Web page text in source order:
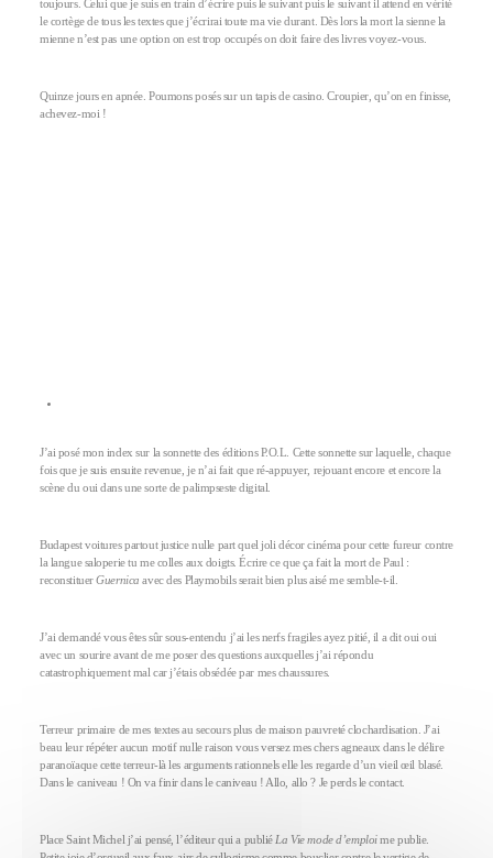
toujours. Celui que je suis en train d’écrire puis le suivant puis le suivant il attend en vérité
le cortège de tous les textes que j’écrirai toute ma vie durant. Dès lors la mort la sienne la
mienne n’est pas une option on est trop occupés on doit faire des livres voyez-vous.
Quinze jours en apnée. Poumons posés sur un tapis de casino. Croupier, qu’on en finisse,
achevez-moi !
J’ai posé mon index sur la sonnette des éditions P.O.L. Cette sonnette sur laquelle, chaque
fois que je suis ensuite revenue, je n’ai fait que ré-appuyer, rejouant encore et encore la
scène du oui dans une sorte de palimpseste digital.
Budapest voitures partout justice nulle part quel joli décor cinéma pour cette fureur contre
la langue saloperie tu me colles aux doigts. Écrire ce que ça fait la mort de Paul :
reconstituerGuernica avec des Playmobils serait bien plus aisé me semble-t-il.
J’ai demandé vous êtes sûr sous-entendu j’ai les nerfs fragiles ayez pitié, il a dit oui oui
avec un sourire avant de me poser des questions auxquelles j’ai répondu
catastrophiquement mal car j’étais obsédée par mes chaussures.
Terreur primaire de mes textes au secours plus de maison pauvreté clochardisation. J’ai
beau leur répéter aucun motif nulle raison vous versez mes chers agneaux dans le délire
paranoïaque cette terreur-là les arguments rationnels elle les regarde d’un vieil œil blasé.
Dans le caniveau ! On va finir dans le caniveau ! Allo, allo ? Je perds le contact.
Place Saint Michel j’ai pensé, l’éditeur qui a publié La Vie mode d’emploime publie.